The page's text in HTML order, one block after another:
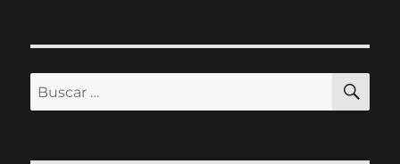
Buscar
por: